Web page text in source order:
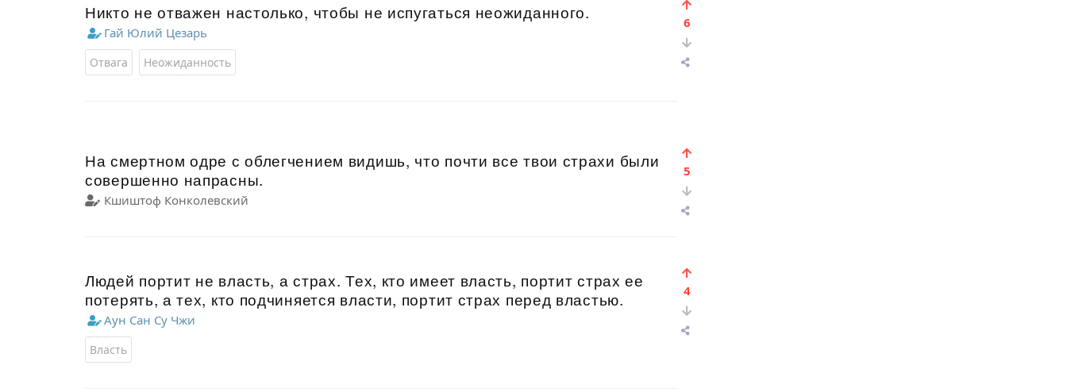
Никто не отважен настолько, чтобы не испугаться неожиданного.
Гай Юлий Цезарь
Отвага Неожиданность
6
На смертном одре с облегчением видишь, что почти все твои страхи были
совершенно напрасны.
Кшиштоф Конколевский
5
Людей портит не власть, а страх. Тех, кто имеет власть, портит страх ее
потерять, а тех, кто подчиняется власти, портит страх перед властью.
Аун Сан Су Чжи
Власть
4